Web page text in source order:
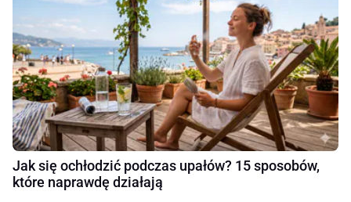
Jak się ochłodzić podczas upałów? 15 sposobów,
które naprawdę działają